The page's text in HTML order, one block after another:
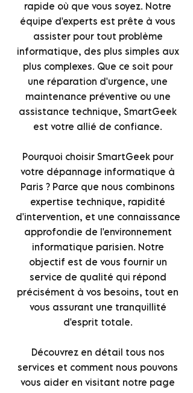
rapide où que vous soyez. Notre
équipe d'experts est prête à vous
assister pour tout problème
informatique, des plus simples aux
plus complexes. Que ce soit pour
une réparation d'urgence, une
maintenance préventive ou une
assistance technique, SmartGeek
est votre allié de confiance.
Pourquoi choisir SmartGeek pour
votre dépannage informatique à
Paris ? Parce que nous combinons
expertise technique, rapidité
d'intervention, et une connaissance
approfondie de l'environnement
informatique parisien. Notre
objectif est de vous fournir un
service de qualité qui répond
précisément à vos besoins, tout en
vous assurant une tranquillité
d'esprit totale.
Découvrez en détail tous nos
services et comment nous pouvons
vous aider en visitant notre page